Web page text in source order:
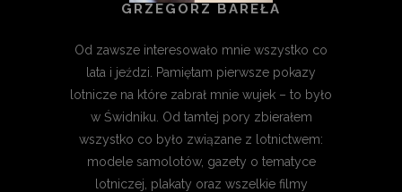
GRZEGORZ BAREŁA
Od zawsze interesowało mnie wszystko co
lata i jeździ. Pamiętam pierwsze pokazy
lotnicze na które zabrał mnie wujek – to było
w Świdniku. Od tamtej pory zbierałem
wszystko co było związane z lotnictwem:
modele samolotów, gazety o tematyce
lotniczej, plakaty oraz wszelkie filmy